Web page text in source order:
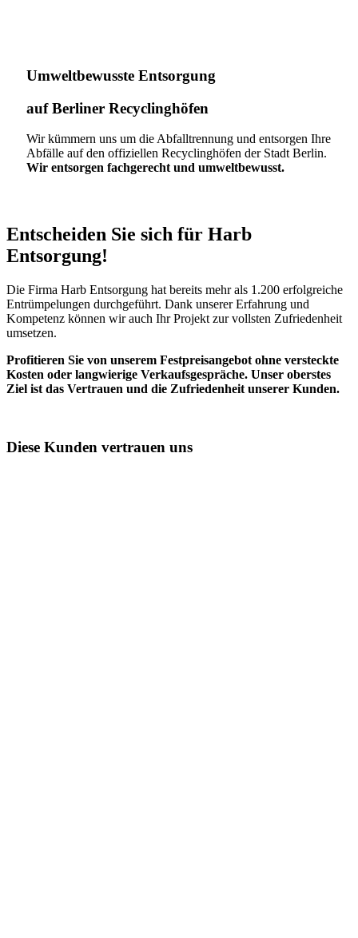
Umweltbewusste Entsorgung
auf Berliner Recyclinghöfen​
Wir kümmern uns um die Abfalltrennung und entsorgen Ihre
Abfälle auf den offiziellen Recyclinghöfen der Stadt Berlin.
Wir entsorgen fachgerecht und umweltbewusst.
Entscheiden Sie sich für Harb
Entsorgung!​
Die Firma Harb Entsorgung hat bereits mehr als 1.200 erfolgreiche
Entrümpelungen durchgeführt. Dank unserer Erfahrung und
Kompetenz können wir auch Ihr Projekt zur vollsten Zufriedenheit
umsetzen.
Profitieren Sie von unserem Festpreisangebot ohne versteckte
Kosten oder langwierige Verkaufsgespräche. Unser oberstes
Ziel ist das Vertrauen und die Zufriedenheit unserer Kunden.
Diese Kunden vertrauen uns